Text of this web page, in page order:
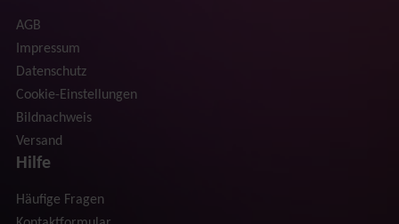
AGB
Impressum
Datenschutz
Cookie-Einstellungen
Bildnachweis
Versand
Hilfe
Häufige Fragen